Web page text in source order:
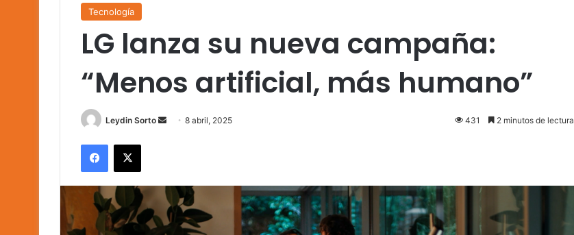
Tecnología
LG lanza su nueva campaña:
“Menos artificial, más humano”
Leydin Sorto
Send8 abril, 2025 431 2 minutos de lectura
Facebook
X